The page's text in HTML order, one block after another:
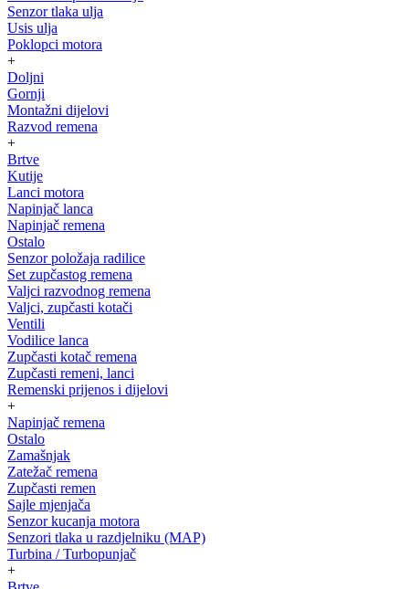
Senzor tlaka ulja
Usis ulja
Poklopci motora
+
Doljni
Gornji
Montažni dijelovi
Razvod remena
+
Brtve
Kutije
Lanci motora
Napinjač lanca
Napinjač remena
Ostalo
Senzor položaja radilice
Set zupčastog remena
Valjci razvodnog remena
Valjci, zupčasti kotači
Ventili
Vodilice lanca
Zupčasti kotač remena
Zupčasti remeni, lanci
Remenski prijenos i dijelovi
+
Napinjač remena
Ostalo
Zamašnjak
Zatežač remena
Zupčasti remen
Sajle mjenjača
Senzor kucanja motora
Senzori tlaka u razdjelniku (MAP)
Turbina / Turbopunjač
+